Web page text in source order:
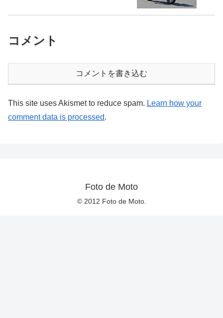
コメント
コメントを書き込む
This site uses Akismet to reduce spam. Learn how your
comment data is processed.
Foto de Moto
© 2012 Foto de Moto.